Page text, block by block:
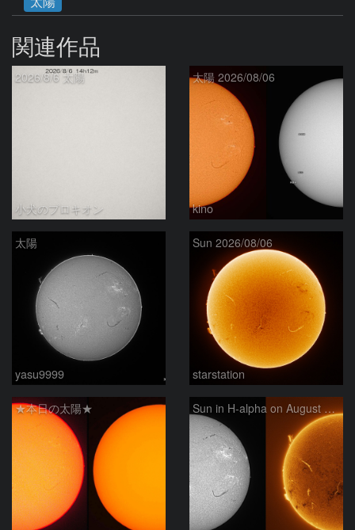
関連作品
2026/8/6 太陽
小犬のプロキオン
太陽 2026/08/06
kino
太陽
yasu9999
Sun 2026/08/06
starstation
★本日の太陽★ Sun in H-alpha on August 6, 2026